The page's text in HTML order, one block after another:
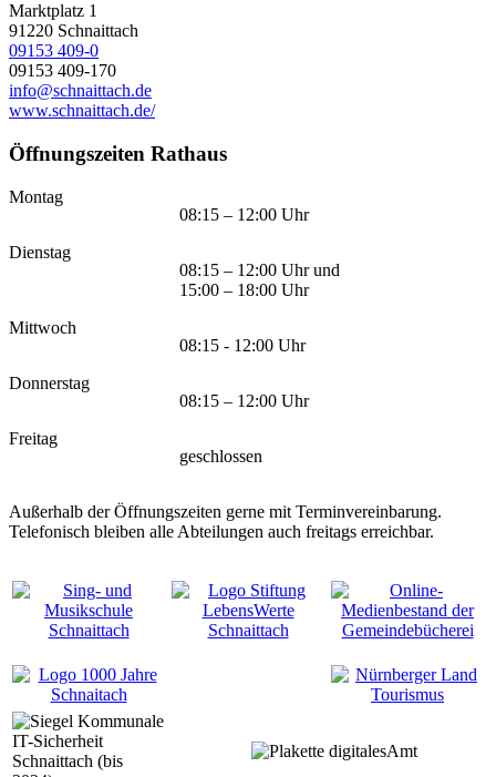
Marktplatz 1
91220 Schnaittach
09153 409-0
09153 409-170
info@schnaittach.de
www.schnaittach.de/
Öffnungszeiten Rathaus
Montag
08:15 – 12:00 Uhr
Dienstag
08:15 – 12:00 Uhr und
15:00 – 18:00 Uhr
Mittwoch
08:15 - 12:00 Uhr
Donnerstag
08:15 – 12:00 Uhr
Freitag
geschlossen
Außerhalb der Öffnungszeiten gerne mit Terminvereinbarung.
Telefonisch bleiben alle Abteilungen auch freitags erreichbar.